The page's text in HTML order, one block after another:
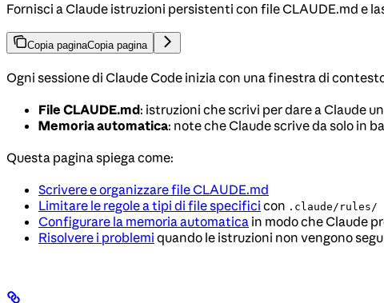
Fornisci a Claude istruzioni persistenti con file CLAUDE.md e
Copia paginaCopia pagina
Ogni sessione di Claude Code inizia con una finestra di
File CLAUDE.md: istruzioni che scrivi per dare a Claude
Memoria automatica: note che Claude scrive da solo in
Questa pagina spiega come:
Scrivere e organizzare file CLAUDE.md
Limitare le regole a tipi di file specifici con .claude/rules/
Configurare la memoria automatica in modo che Claude
Risolvere i problemi quando le istruzioni non vengono